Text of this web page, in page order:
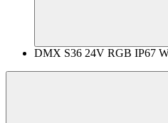
DMX S36 24V RGB IP67